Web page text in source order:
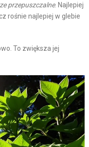
przepuszczalne. Najlepiej
rośnie najlepiej w glebie
To zwiększa jej